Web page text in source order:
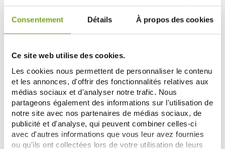
Consentement Détails À propos des cookies
Ce site web utilise des cookies.
Les cookies nous permettent de personnaliser le contenu
et les annonces, d'offrir des fonctionnalités relatives aux
médias sociaux et d'analyser notre trafic. Nous
partageons également des informations sur l'utilisation de
notre site avec nos partenaires de médias sociaux, de
publicité et d'analyse, qui peuvent combiner celles-ci
avec d'autres informations que vous leur avez fournies
ou qu'ils ont collectées lors de votre utilisation de leurs
Retrouvez plus de 20 000 références à prix discount, de
nombreuses offres et promotions ainsi que toutes vos
Mustela, Uriage,Lierac,Garancia
soyez à l'affût de nos nouveautés sur les produits de la
parapharmacie, les produits de beauté, les produits bio...
DÉCOUVRIR LA PARAPHARMACIE
UNE VRAIE PARAPHARMACIE